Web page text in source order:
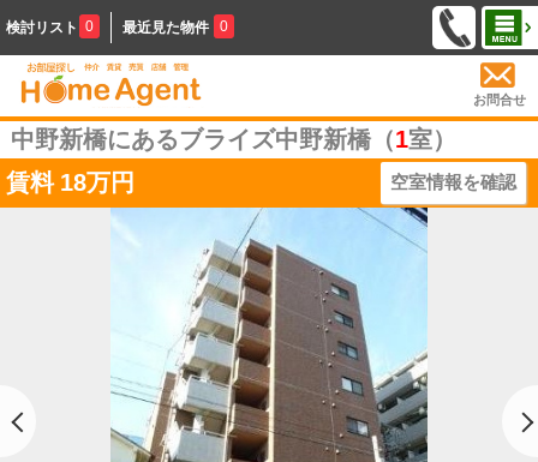
検討リスト 0 最近見た物件 0
お問合せ
中野新橋にあるブライズ中野新橋（1室）
賃料 18万円 空室情報を確認